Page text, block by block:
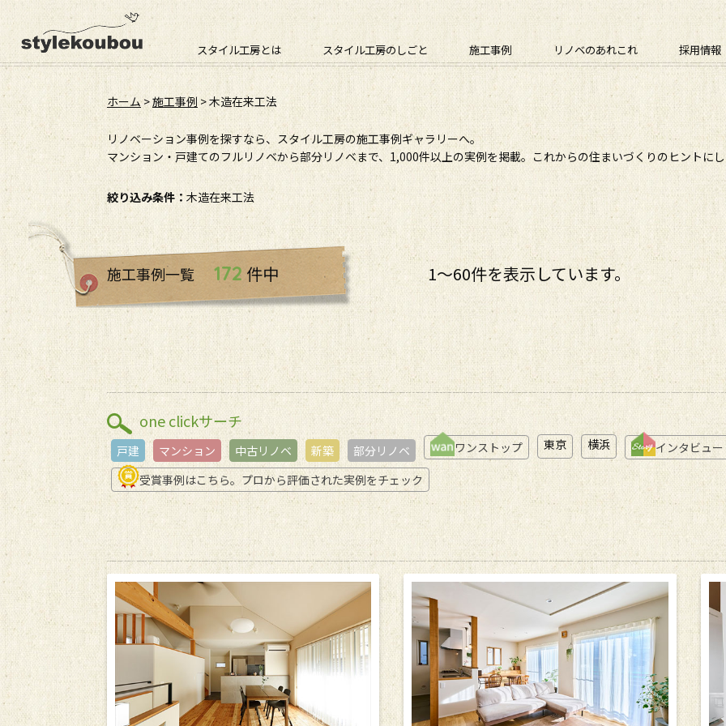
スタイル工房とは スタイル工房のしごと 施工事例 リノベのあれこれ 採用情報
ホーム>施工事例 >木造在来工法
リノベーション事例を探すなら、スタイル工房の施工事例ギャラリーへ。
マンション・戸建てのフルリノベから部分リノベまで、1,000件以上の実例を掲載。これからの住まいづくりのヒントに
絞り込み条件： 木造在来工法
施工事例一覧 172 件中 1〜60件を表示しています。
one clickサーチ
戸建 マンション 中古リノベ 新築 部分リノベ ワンストップ 東京 横浜
インタビュー
受賞事例はこちら。プロから評価された実例をチェック